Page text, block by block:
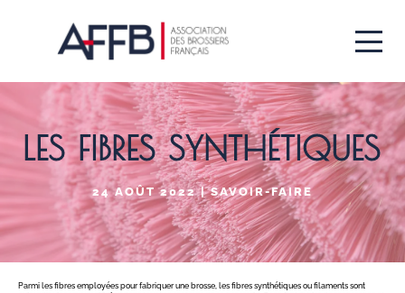
LES FIBRES SYNTHÉTIQUES
24 AOÛT 2022 | SAVOIR-FAIRE
Parmi les fibres employées pour fabriquer une brosse, les fibres synthétiques ou filaments sont